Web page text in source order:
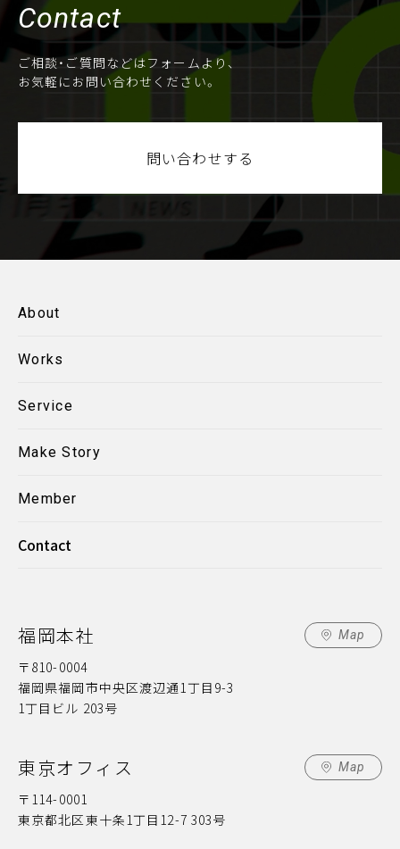
Contact
ご相談・ご質問などはフォームより、
お気軽にお問い合わせください。
問い合わせする
About
Works
Service
Make Story
Member
Contact
福岡本社 Map
〒810-0004
福岡県福岡市中央区渡辺通1丁目9-3
1丁目ビル 203号
東京オフィス Map
〒114-0001
東京都北区東十条1丁目12-7 303号